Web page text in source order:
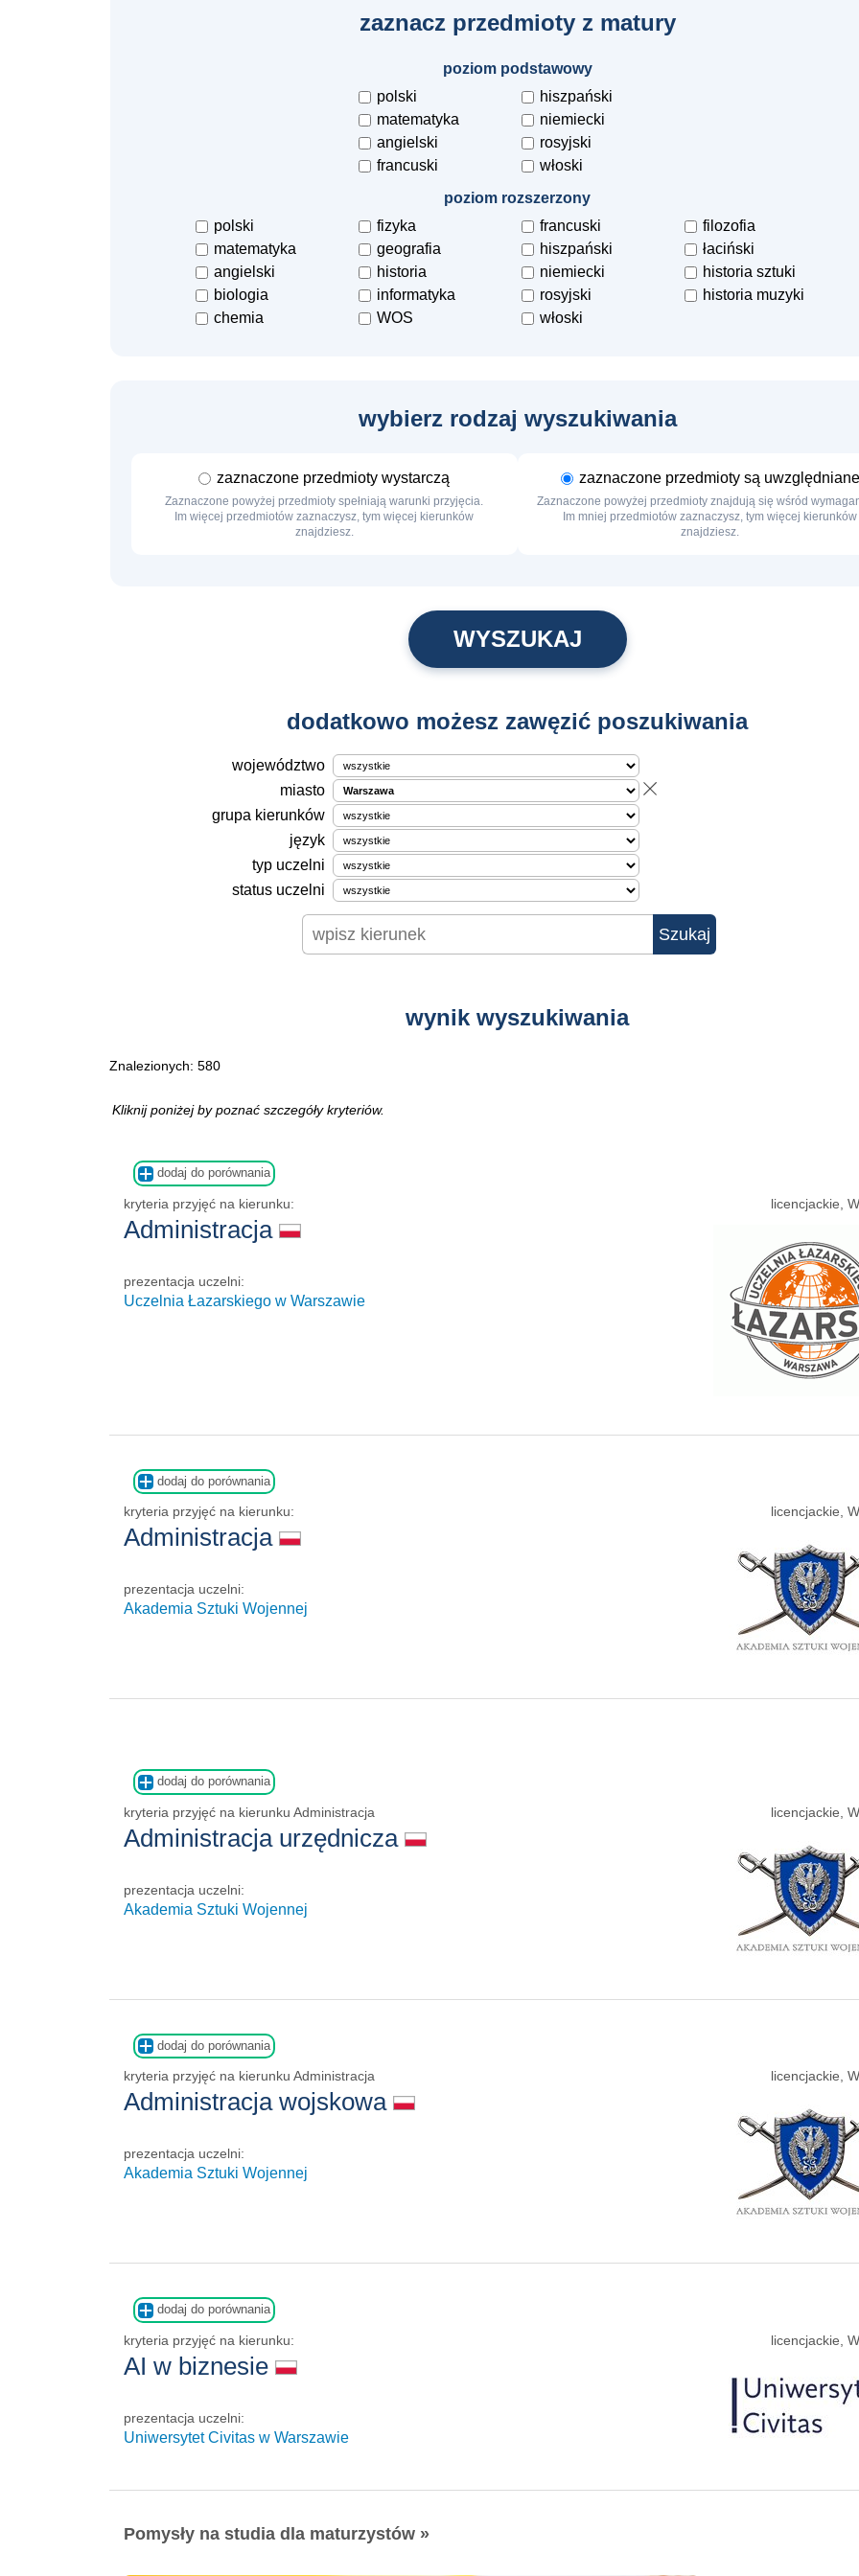
zaznacz przedmioty z matury
poziom podstawowy
polski
matematyka
angielski
francuski
hiszpański
niemiecki
rosyjski
włoski
poziom rozszerzony
polski
matematyka
angielski
biologia
chemia
fizyka
geografia
historia
informatyka
WOS
francuski
hiszpański
niemiecki
rosyjski
włoski
filozofia
łaciński
historia sztuki
historia muzyki
wybierz rodzaj wyszukiwania
zaznaczone przedmioty wystarczą
Zaznaczone powyżej przedmioty spełniają warunki przyjęcia.
Im więcej przedmiotów zaznaczysz, tym więcej kierunków
znajdziesz.
zaznaczone przedmioty są uwzględniane
Zaznaczone powyżej przedmioty znajdują się wśród
Im mniej przedmiotów zaznaczysz, tym więcej kierunków
znajdziesz.
dodatkowo możesz zawęzić poszukiwania
województwo
miasto
grupa kierunków
język
typ uczelni
status uczelni
wynik wyszukiwania
Znalezionych: 580
Kliknij poniżej by poznać szczegóły kryteriów.
dodaj do porównania
licencjackie,
kryteria przyjęć na kierunku:
Administracja
prezentacja uczelni:
Uczelnia Łazarskiego w Warszawie
dodaj do porównania
licencjackie,
kryteria przyjęć na kierunku:
Administracja
prezentacja uczelni:
Akademia Sztuki Wojennej
dodaj do porównania
licencjackie,
kryteria przyjęć na kierunku Administracja
Administracja urzędnicza
prezentacja uczelni:
Akademia Sztuki Wojennej
dodaj do porównania
licencjackie,
kryteria przyjęć na kierunku Administracja
Administracja wojskowa
prezentacja uczelni:
Akademia Sztuki Wojennej
dodaj do porównania
licencjackie,
kryteria przyjęć na kierunku:
AI w biznesie
prezentacja uczelni:
Uniwersytet Civitas w Warszawie
Pomysły na studia dla maturzystów »